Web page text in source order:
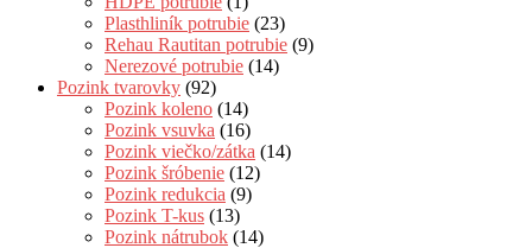
Plasthliník potrubie (23)
Rehau Rautitan potrubie (9)
Nerezové potrubie (14)
Pozink tvarovky (92)
Pozink koleno (14)
Pozink vsuvka (16)
Pozink viečko/zátka (14)
Pozink šróbenie (12)
Pozink redukcia (9)
Pozink T-kus (13)
Pozink nátrubok (14)